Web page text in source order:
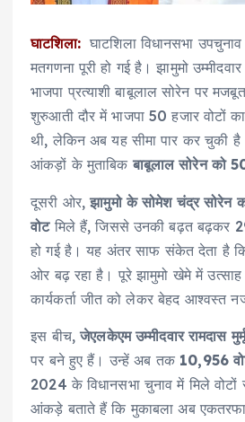
घाटशिला: घाटशिला विधानसभा
मतगणना पूरी हो गई है। झामुमो
भाजपा प्रत्याशी बाबूलाल सोरेन पर
शुरुआती दौर में भाजपा 50 हजार वोटों
थी, लेकिन अब यह सीमा पार कर चुकी
आंकड़ों के मुताबिकबाबूलाल सोरेन को
दूसरी ओर,झामुमो के सोमेश चंद्र
वोटमिले हैं, जिससे उनकी बढ़त बढ़कर
हो गई है। यह अंतर साफ संकेत देता है
ओर बढ़ रहा है। पूरे झामुमो खेमे में
कार्यकर्ता जीत को लेकर बेहद आश्वस्त
इस बीच,जेएलकेएम उम्मीदवार रामदास
पर बने हुए हैं। उन्हें अब तक 10,956
2024 के विधानसभा चुनाव में मिले
आंकड़े बताते हैं कि मुकाबला अब